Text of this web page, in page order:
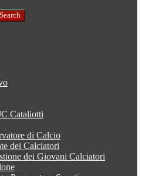
Cataliotti
di Calcio
dei Calciatori
dei Giovani Calciatori